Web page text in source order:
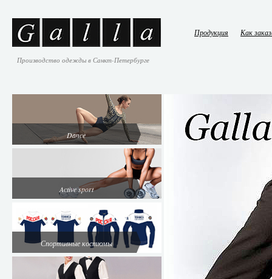
Производство одежды в Санкт-Петербурге
Продукция Как
Dance
Active sport
Спортивные костюмы